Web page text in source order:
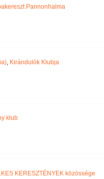
Pannonhalma
, Kirándulók Klubja
klub
KERESZTÉNYEK közössége